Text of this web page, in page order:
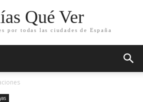
Qué Ver
por todas las ciudades de España